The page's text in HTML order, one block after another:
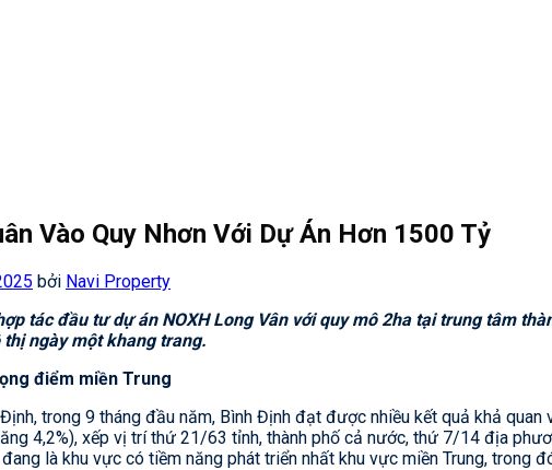
Vào Quy Nhơn Với Dự Án Hơn 1500 Tỷ
bởi Navi Property
tác đầu tư dự án NOXH Long Vân với quy mô 2ha tại trung tâm
ngày một khang trang.
điểm miền Trung
trong 9 tháng đầu năm, Bình Định đạt được nhiều kết quả khả
4,2%), xếp vị trí thứ 21/63 tỉnh, thành phố cả nước, thứ 7/14 địa
là khu vực có tiềm năng phát triển nhất khu vực miền Trung, trong